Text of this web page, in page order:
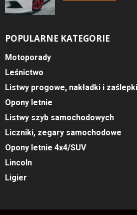
POPULARNE KATEGORIE
Motoporady
Leśnictwo
Listwy progowe, nakładki i
Opony letnie
Listwy szyb samochodowych
Liczniki, zegary samochodowe
Opony letnie 4x4/SUV
Lincoln
Ligier